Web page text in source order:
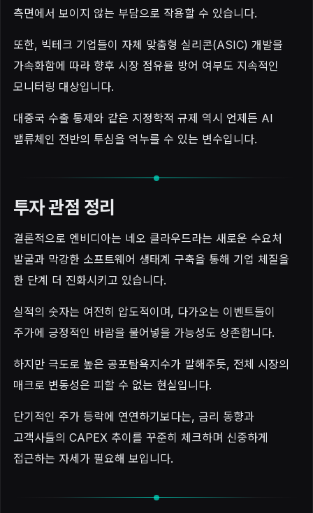
측면에서 보이지 않는 부담으로 작용할 수 있습니다.
또한, 빅테크 기업들이 자체 맞춤형 실리콘(ASIC) 개발을
가속화함에 따라 향후 시장 점유율 방어 여부도 지속적인
모니터링 대상입니다.
대중국 수출 통제와 같은 지정학적 규제 역시 언제든 AI
밸류체인 전반의 투심을 억누를 수 있는 변수입니다.
투자 관점 정리
결론적으로 엔비디아는 네오 클라우드라는 새로운 수요처
발굴과 막강한 소프트웨어 생태계 구축을 통해 기업 체질을
한 단계 더 진화시키고 있습니다.
실적의 숫자는 여전히 압도적이며, 다가오는 이벤트들이
주가에 긍정적인 바람을 불어넣을 가능성도 상존합니다.
하지만 극도로 높은 공포탐욕지수가 말해주듯, 전체 시장의
매크로 변동성은 피할 수 없는 현실입니다.
단기적인 주가 등락에 연연하기보다는, 금리 동향과
고객사들의 CAPEX 추이를 꾸준히 체크하며 신중하게
접근하는 자세가 필요해 보입니다.